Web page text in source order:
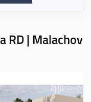
RD | Malachov